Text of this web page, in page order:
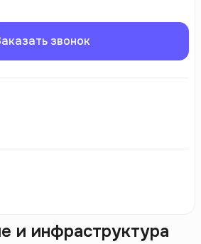
звонок
и инфраструктура